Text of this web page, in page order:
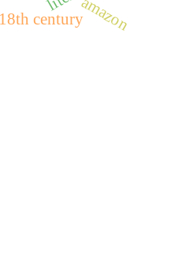
18th centuryamazon